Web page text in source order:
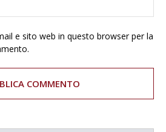
e sito web in questo browser per la